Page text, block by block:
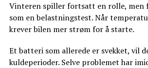
Vinteren spiller fortsatt en rolle, men
som en belastningstest. Når
krever bilen mer strøm for å starte.
Et batteri som allerede er svekket, vil
kuldeperioder. Selve problemet har